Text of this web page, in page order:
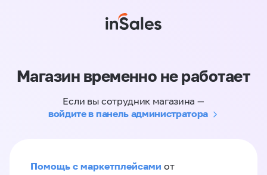
Магазин временно не работает
Если вы сотрудник магазина —
войдите в панель администратора
Помощь с маркетплейсами от